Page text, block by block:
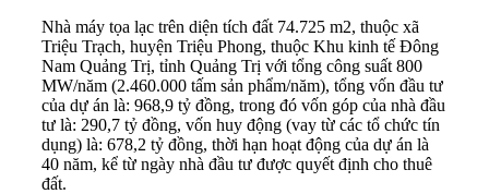
Nhà máy tọa lạc trên diện tích đất 74.725 m2, thuộc xã
Triệu Trạch, huyện Triệu Phong, thuộc Khu kinh tế Đông
Nam Quảng Trị, tỉnh Quảng Trị với tổng công suất 800
MW/năm (2.460.000 tấm sản phẩm/năm), tổng vốn đầu tư
của dự án là: 968,9 tỷ đồng, trong đó vốn góp của nhà đầu
tư là: 290,7 tỷ đồng, vốn huy động (vay từ các tổ chức tín
dụng) là: 678,2 tỷ đồng, thời hạn hoạt động của dự án là
40 năm, kể từ ngày nhà đầu tư được quyết định cho thuê
đất.